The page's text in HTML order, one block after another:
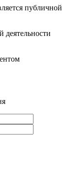
публичной
деятельности